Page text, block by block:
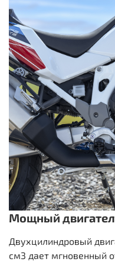
Мощный
Двухцилиндровый
см3 дает мгновенный